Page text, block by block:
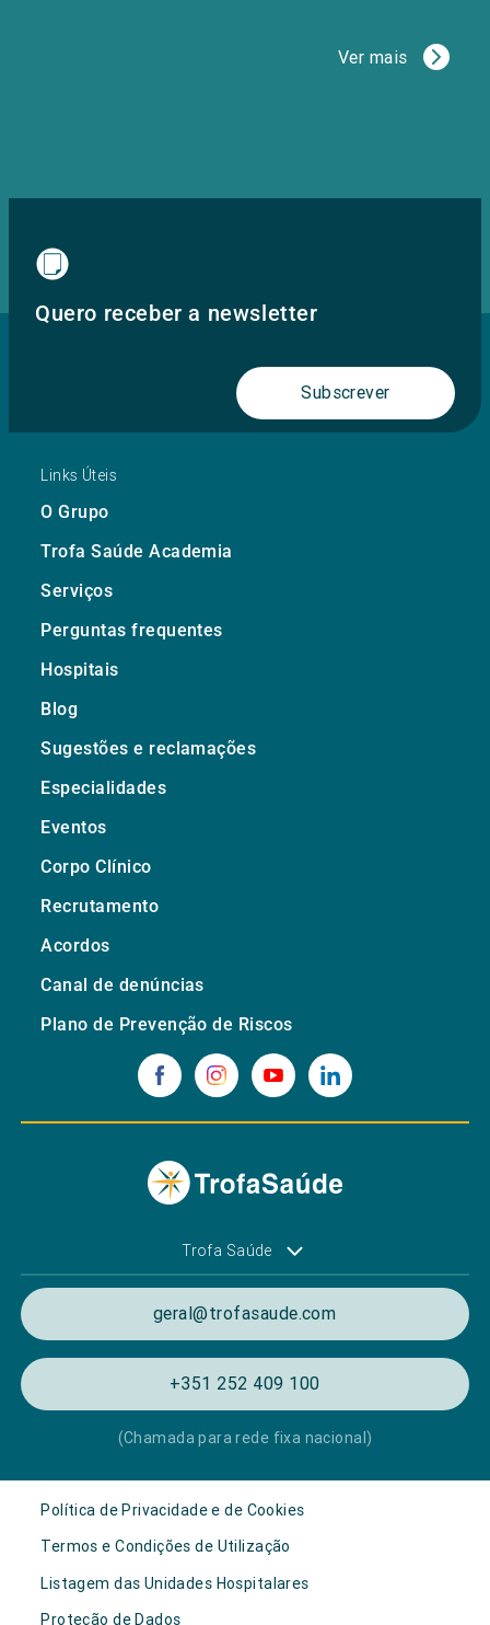
Ver mais
Quero receber a newsletter
Subscrever
Links Úteis
O Grupo
Trofa Saúde Academia
Serviços
Perguntas frequentes
Hospitais
Blog
Sugestões e reclamações
Especialidades
Eventos
Corpo Clínico
Recrutamento
Acordos
Canal de denúncias
Plano de Prevenção de Riscos
Trofa Saúde
geral@trofasaude.com
+351 252 409 100
(Chamada para rede fixa nacional)
Política de Privacidade e de Cookies
Termos e Condições de Utilização
Listagem das Unidades Hospitalares
Proteção de Dados